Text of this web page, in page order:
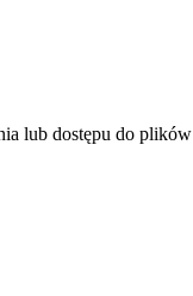
lub dostępu do plików